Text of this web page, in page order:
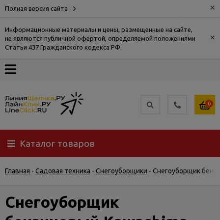
Полная версия сайта ×
Информационные материалы и цены, размещенные на сайте,
не являются публичной офертой, определяемой положениями
Статьи 437 Гражданского кодекса РФ.
×
О
Доставка
Самовывоз
Гарантия
возврат
0
Каталог товаров
Главная - Садовая техника - Снегоуборщики - Снегоуборщик
Снегоуборщик